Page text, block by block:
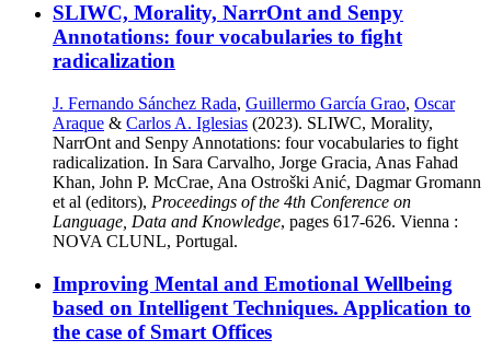
SLIWC, Morality, NarrOnt and Senpy
Annotations: four vocabularies to fight
radicalization
J. Fernando Sánchez Rada, Guillermo García Grao, Oscar
Araque & Carlos A. Iglesias (2023). SLIWC, Morality,
NarrOnt and Senpy Annotations: four vocabularies to fight
radicalization. In Sara Carvalho, Jorge Gracia, Anas Fahad
Khan, John P. McCrae, Ana Ostroški Anić, Dagmar Gromann
et al (editors), Proceedings of the 4th Conference on
Language, Data and Knowledge, pages 617-626. Vienna :
NOVA CLUNL, Portugal.
Improving Mental and Emotional Wellbeing
based on Intelligent Techniques. Application to
the case of Smart Offices